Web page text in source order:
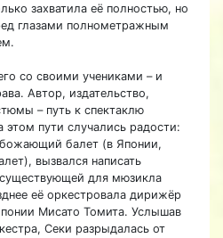
захватила её полностью, но
глазами полнометражным
со своими учениками – и
Автор, издательство,
– путь к спектаклю
этом пути случались радости:
балет (в Японии,
вызвался написать
для мюзикла
её оркестровала дирижёр
Мисато Томита. Услышав
Секи разрыдалась от